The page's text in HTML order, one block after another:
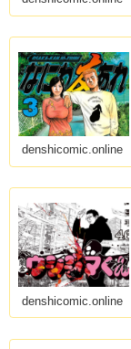
denshicomic.online
denshicomic.online